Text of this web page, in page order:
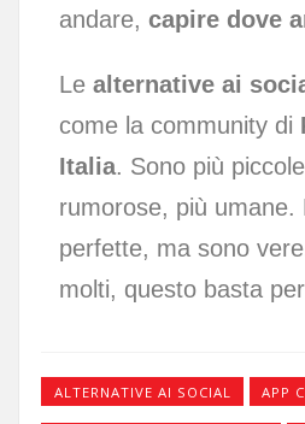
andare, capire dove
Le alternative ai
come la community di
Italia. Sono più
rumorose, più umane.
perfette, ma sono
molti, questo basta
ALTERNATIVE AI SOCIAL APP